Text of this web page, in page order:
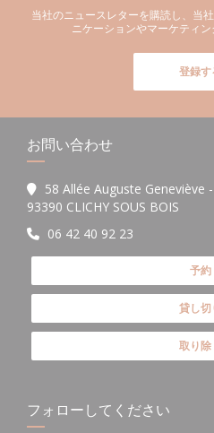
当社のニュースレターを購読し、当
ニケーションやマーケティン
登録す
お問い合わせ
58 Allée Auguste Geneviève
93390 CLICHY SOUS BOIS
06 42 40 92 23
予約
貸し切
取り除
フォローしてください